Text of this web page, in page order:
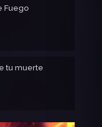
Fuego
tu muerte